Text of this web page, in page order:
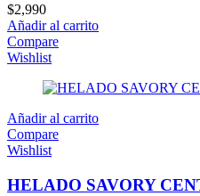
$2,990
Añadir al carrito
Compare
Wishlist
Añadir al carrito
Compare
Wishlist
HELADO SAVORY